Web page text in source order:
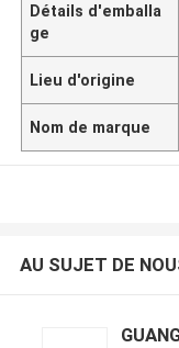
Détails d'emballa
ge
Lieu d'origine
Nom de marque
AU SUJET DE